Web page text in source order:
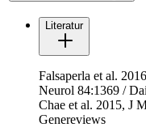
Literatur
Falsaperla et al.
Neurol 84:1369 /
Chae et al. 2015, J
Genereviews